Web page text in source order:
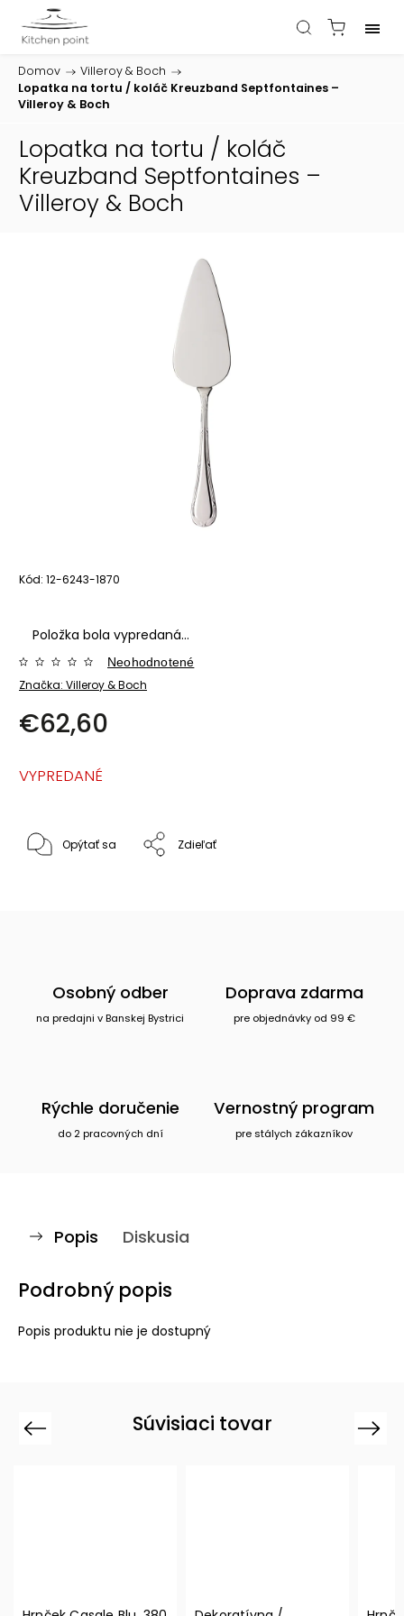
Domov / Villeroy & Boch /
Lopatka na tortu / koláč Kreuzband Septfontaines –
Villeroy & Boch
Lopatka na tortu / koláč
Kreuzband Septfontaines –
Villeroy & Boch
Kód: 12-6243-1870
Položka bola vypredaná…
Značka: Villeroy & Boch
Neohodnotené
€62,60
VYPREDANÉ
Opýtať sa Zdieľať
Osobný odber
na predajni v Banskej Bystrici
Doprava zdarma
pre objednávky od 99 €
Rýchle doručenie
do 2 pracovných dní
Vernostný program
pre stálych zákazníkov
Popis Diskusia
Podrobný popis
Popis produktu nie je dostupný
Súvisiaci tovar
Previous Next